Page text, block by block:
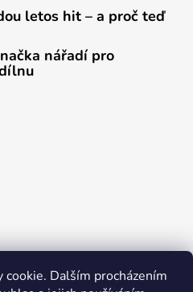
Dalším procházením
letos hit – a proč teď
nářadí pro
recenzí